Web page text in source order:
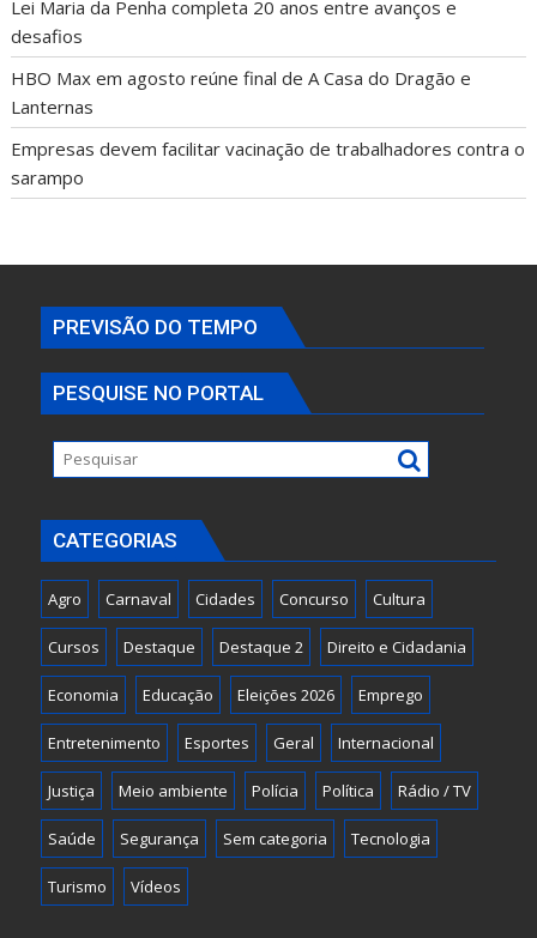
Lei Maria da Penha completa 20 anos entre avanços e
desafios
HBO Max em agosto reúne final de A Casa do Dragão e
Lanternas
Empresas devem facilitar vacinação de trabalhadores contra o
sarampo
PREVISÃO DO TEMPO
PESQUISE NO PORTAL
CATEGORIAS
Agro Carnaval Cidades Concurso Cultura
Cursos Destaque Destaque 2 Direito e Cidadania
Economia Educação Eleições 2026 Emprego
Entretenimento Esportes Geral Internacional
Justiça Meio ambiente Polícia Política Rádio / TV
Saúde Segurança Sem categoria Tecnologia
Turismo Vídeos